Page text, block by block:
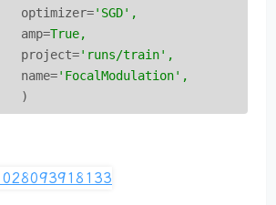
optimizer='SGD',
amp=True,
project='runs/train',
name='FocalModulation',
)